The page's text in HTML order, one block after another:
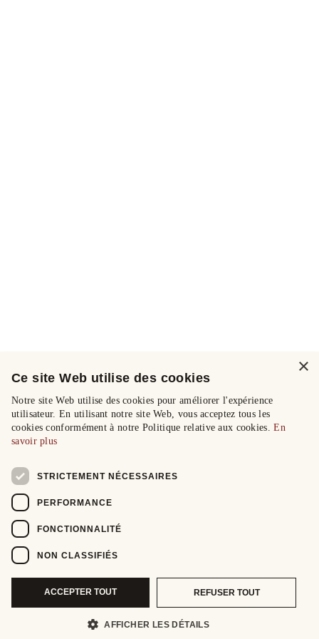
×
Ce site Web utilise des cookies
Notre site Web utilise des cookies pour améliorer l'expérience
utilisateur. En utilisant notre site Web, vous acceptez tous les
cookies conformément à notre Politique relative aux cookies.En
savoir plus
STRICTEMENT NÉCESSAIRES
PERFORMANCE
FONCTIONNALITÉ
NON CLASSIFIÉS
ACCEPTER TOUT REFUSER TOUT
AFFICHER LES DÉTAILS